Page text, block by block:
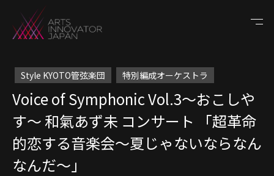
Style KYOTO管弦楽団 特別編成オーケストラ
Voice of Symphonic Vol.3～おこしや
す～ 和氣あず未 コンサート 「超革命
的恋する音楽会～夏じゃないならなん
なんだ～」